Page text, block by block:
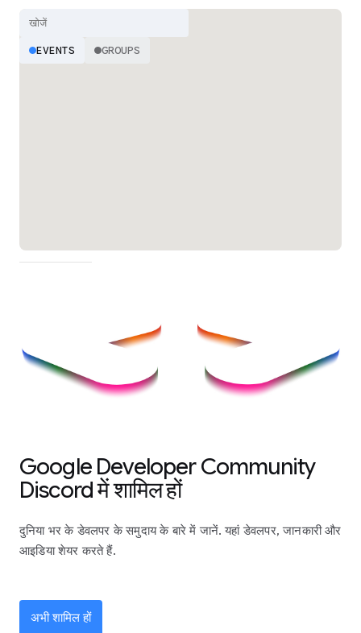
EVENTS GROUPS
Google Developer Community
Discord में शामिल हों
दुनिया भर के डेवलपर के समुदाय के बारे में जानें. यहां डेवलपर, जानकारी और
आइडिया शेयर करते हैं.
अभी शामिल हों